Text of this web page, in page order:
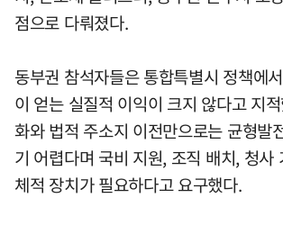
점으로 다뤄졌다.
동부권 참석자들은 통합특별시 정책에
이 얻는 실질적 이익이 크지 않다고 지
화와 법적 주소지 이전만으로는 균형발
기 어렵다며 국비 지원, 조직 배치, 청사
체적 장치가 필요하다고 요구했다.